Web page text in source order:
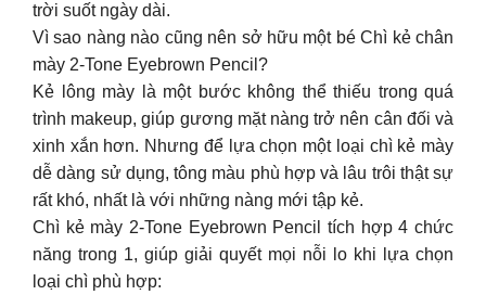
trời suốt ngày dài.
Vì sao nàng nào cũng nên sở hữu một bé Chì kẻ chân
mày 2-Tone Eyebrown Pencil?
Kẻ lông mày là một bước không thể thiếu trong quá
trình makeup, giúp gương mặt nàng trở nên cân đối và
xinh xắn hơn. Nhưng để lựa chọn một loại chì kẻ mày
dễ dàng sử dụng, tông màu phù hợp và lâu trôi thật sự
rất khó, nhất là với những nàng mới tập kẻ.
Chì kẻ mày 2-Tone Eyebrown Pencil tích hợp 4 chức
năng trong 1, giúp giải quyết mọi nỗi lo khi lựa chọn
loại chì phù hợp: